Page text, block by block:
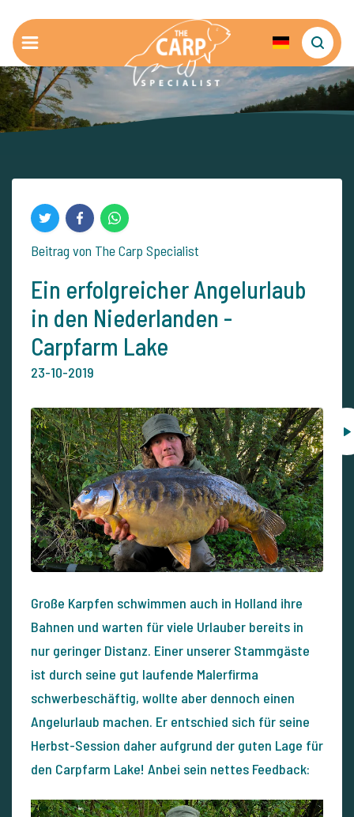
Beitrag von The Carp Specialist
Ein erfolgreicher Angelurlaub
in den Niederlanden -
Carpfarm Lake
23-10-2019
Große Karpfen schwimmen auch in Holland ihre
Bahnen und warten für viele Urlauber bereits in
nur geringer Distanz. Einer unserer Stammgäste
ist durch seine gut laufende Malerfirma
schwerbeschäftig, wollte aber dennoch einen
Angelurlaub machen. Er entschied sich für seine
Herbst-Session daher aufgrund der guten Lage für
den Carpfarm Lake! Anbei sein nettes Feedback: